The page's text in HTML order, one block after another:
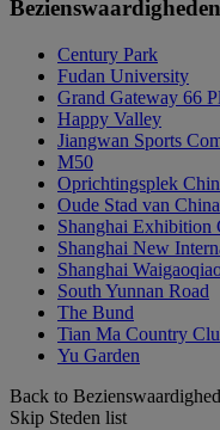
Bezienswaardigheden
Century Park
Fudan University
Grand Gateway 66
Happy Valley
Jiangwan Sports
M50
Oprichtingsplek
Oude Stad van China
Shanghai Exhibition
Shanghai New
Shanghai
South Yunnan Road
The Bund
Tian Ma Country
Yu Garden
Back to
Skip Steden list